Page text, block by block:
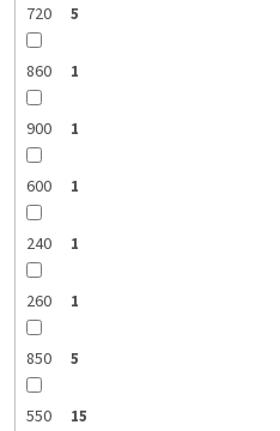
720 5
860 1
900 1
600 1
240 1
260 1
850 5
550 15